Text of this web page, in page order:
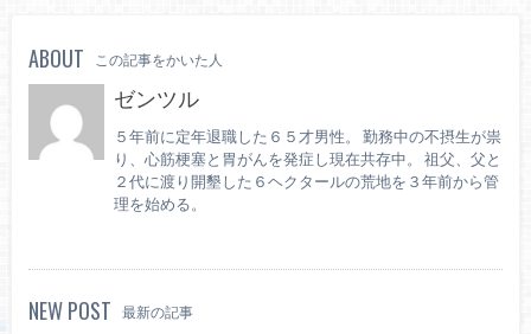
ABOUT この記事をかいた人
ゼンツル
５年前に定年退職した６５才男性。 勤務中の不摂生が祟
り、心筋梗塞と胃がんを発症し現在共存中。 祖父、父と
２代に渡り開墾した６ヘクタールの荒地を３年前から管
理を始める。
NEW POST 最新の記事